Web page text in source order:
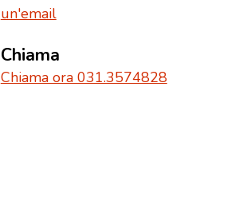
un'email
Chiama
Chiama ora 031.3574828